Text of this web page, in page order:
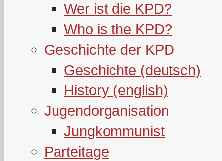
Wer ist die KPD?
Who is the KPD?
Geschichte der KPD
Geschichte (deutsch)
History (english)
Jugendorganisation
Jungkommunist
Parteitage